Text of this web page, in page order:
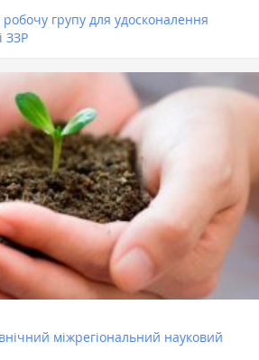
групу для удосконалення
ЗЗР
міжрегіональний науковий